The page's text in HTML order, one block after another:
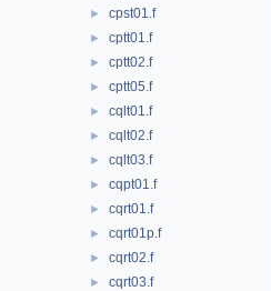
► cpst01.f
► cptt01.f
► cptt02.f
► cptt05.f
► cqlt01.f
► cqlt02.f
► cqlt03.f
► cqpt01.f
► cqrt01.f
► cqrt01p.f
► cqrt02.f
► cqrt03.f